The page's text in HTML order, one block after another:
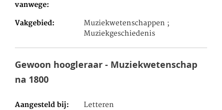
vanwege
Vakgebied
Muziekwetenschappen ;
Muziekgeschiedenis
Gewoon hoogleraar - Muziekwetenschap
na 1800
Aangesteld bij
Letteren